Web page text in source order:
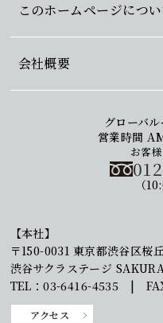
このホームページにつ
会社概要
グローバ
営業時間
お客
（
【本社】
〒150-0031 東京都渋谷区桜
渋谷サクラステージ
TEL：03-6416-4535 |
アクセス